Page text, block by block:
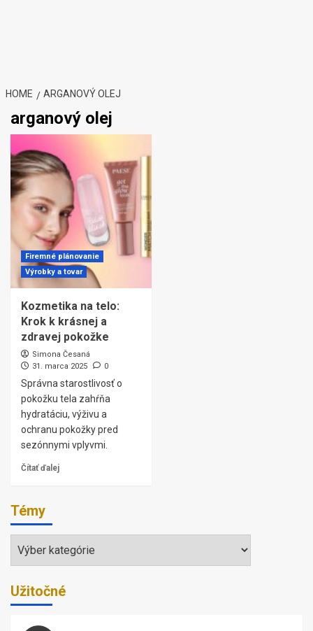
HOME ARGANOVÝ OLEJ
arganový olej
Firemné plánovanie
Výrobky a tovar
Kozmetika na telo:
Krok k krásnej a
zdravej pokožke
Simona Česaná
31. marca 2025
0
Správna starostlivosť o
pokožku tela zahŕňa
hydratáciu, výživu a
ochranu pokožky pred
sezónnymi vplyvmi.
Čítať ďalej
Témy
Témy
Užitočné